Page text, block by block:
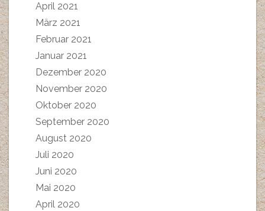
April 2021
März 2021
Februar 2021
Januar 2021
Dezember 2020
November 2020
Oktober 2020
September 2020
August 2020
Juli 2020
Juni 2020
Mai 2020
April 2020